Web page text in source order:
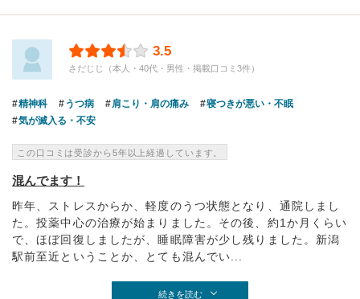
3.5
さだじじ（本人・40代・男性・掲載口コミ3件）
精神科 うつ病 肩こり・肩の痛み
寝つきが悪い・不眠
気が滅入る・不安
この口コミは受診から5年以上経過しています。
混んでます！
昨年、ストレスからか、軽度のうつ状態となり、通院しまし
た。投薬中心の治療が始まりました。その後、約1か月くらい
で、ほぼ回復しましたが、睡眠障害が少し残りました。新潟
駅前至近ということか、とても混んでい...
続きを読む